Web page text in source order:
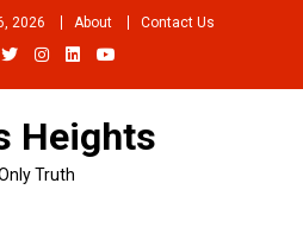
2026 About Contact Us
Heights
Truth